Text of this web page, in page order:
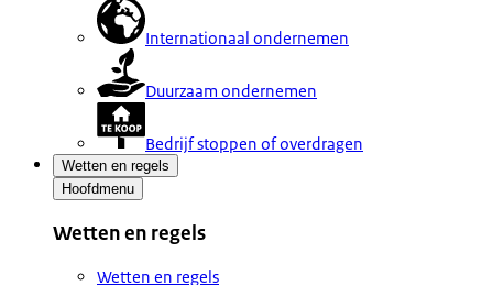
Internationaal ondernemen
Duurzaam ondernemen
Bedrijf stoppen of overdragen
Wetten en regels
Hoofdmenu
Wetten en regels
Wetten en regels